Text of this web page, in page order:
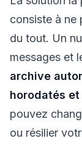
consiste à ne
du tout. Un
messages et
archive
horodatés
pouvez
ou résilier